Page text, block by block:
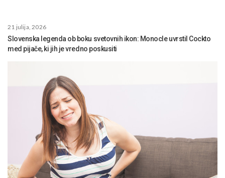
21 julija, 2026
Slovenska legenda ob boku svetovnih ikon: Monocle uvrstil Cockto
med pijače, ki jih je vredno poskusiti